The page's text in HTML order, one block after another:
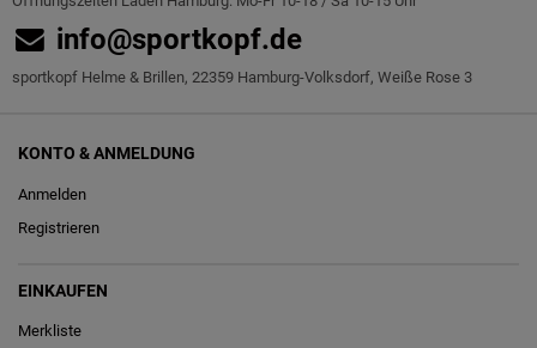
info@sportkopf.de
sportkopf Helme & Brillen, 22359 Hamburg-Volksdorf, Weiße Rose 3
KONTO & ANMELDUNG
Anmelden
Registrieren
EINKAUFEN
Merkliste